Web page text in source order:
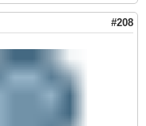
#208